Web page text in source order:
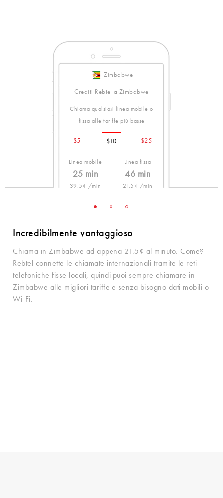
Zimbabwe
Crediti Rebtel a Zimbabwe
Chiama qualsiasi linea mobile o
fissa alle tariffe più basse
$5 $10 $25
Linea mobile
25 min
39.5¢ /min
Linea fissa
46 min
21.5¢ /min
Incredibilmente vantaggioso
Chiama in Zimbabwe ad appena 21.5¢ al minuto. Come?
Rebtel connette le chiamate internazionali tramite le reti
telefoniche fisse locali, quindi puoi sempre chiamare in
Zimbabwe alle migliori tariffe e senza bisogno dati mobili o
Wi-Fi.